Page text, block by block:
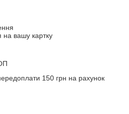
на вашу картку
150 грн на рахунок